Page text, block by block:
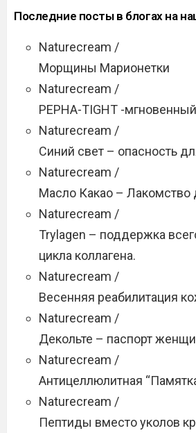
Последние посты в блогах на
Naturecream /
Морщины Марионетки
Naturecream /
PEPHA-TIGHT -
Naturecream /
Синий свет – опасность
Naturecream /
Масло Какао – Лакомство
Naturecream /
Trylagen – поддержка
цикла коллагена.
Naturecream /
Весенняя реабилитация
Naturecream /
Декольте – паспорт
Naturecream /
Антицеллюлитная
Naturecream /
Пептиды вместо уколов